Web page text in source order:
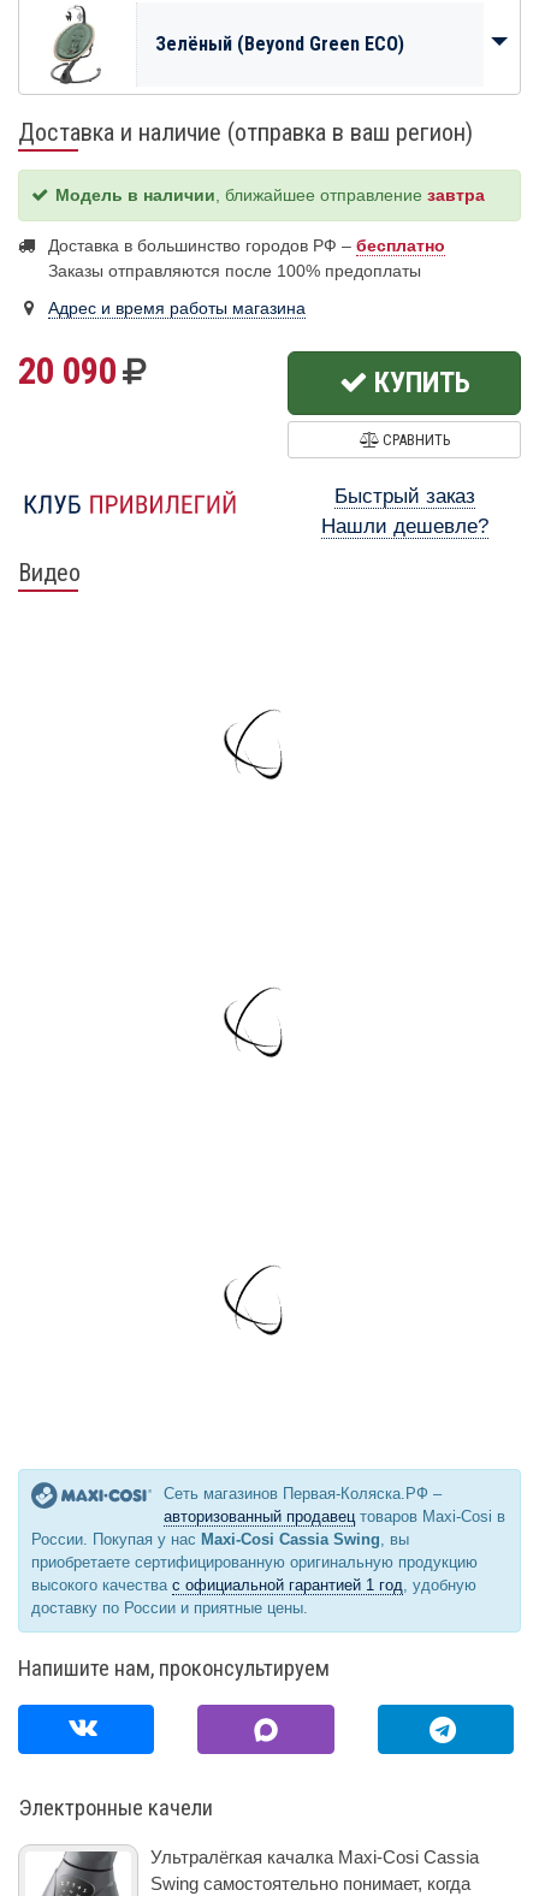
Зелёный (Beyond Green ECO)
Доставка и наличие (отправка в ваш регион)
Модель в наличии , ближайшее отправление завтра
Доставка в большинство городов РФ – бесплатно
Заказы отправляются после 100% предоплаты
Адрес и время работы магазина
20 090 КУПИТЬ
СРАВНИТЬ
Быстрый заказ
Нашли дешевле?
Видео
Сеть магазинов Первая-Коляска.РФ –
авторизованный продавецтоваров Maxi-Cosi в
России. Покупая у нас Maxi-Cosi Cassia Swing, вы
приобретаете сертифицированную оригинальную продукцию
высокого качества с официальной гарантией 1 год, удобную
доставку по России и приятные цены.
Напишите нам, проконсультируем
Электронные качели
Ультралёгкая качалка Maxi-Cosi Cassia
Swing самостоятельно понимает, когда